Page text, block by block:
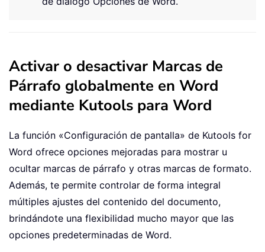
Activar o desactivar Marcas de
Párrafo globalmente en Word
mediante Kutools para Word
La función «Configuración de pantalla» de Kutools for
Word ofrece opciones mejoradas para mostrar u
ocultar marcas de párrafo y otras marcas de formato.
Además, te permite controlar de forma integral
múltiples ajustes del contenido del documento,
brindándote una flexibilidad mucho mayor que las
opciones predeterminadas de Word.